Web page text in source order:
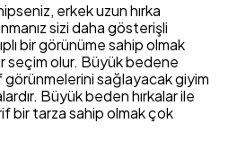
erkek uzun hırka
sizi daha gösterişli
bir görünüme sahip olmak
seçim olur. Büyük bedene
görünmelerini sağlayacak giyim
Büyük beden hırkalar ile
bir tarza sahip olmak çok